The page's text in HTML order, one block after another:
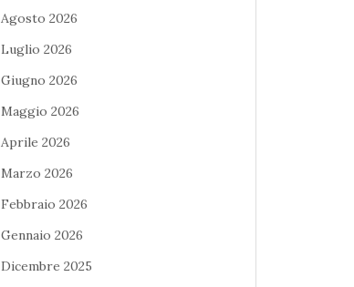
Agosto 2026
Luglio 2026
Giugno 2026
Maggio 2026
Aprile 2026
Marzo 2026
Febbraio 2026
Gennaio 2026
Dicembre 2025